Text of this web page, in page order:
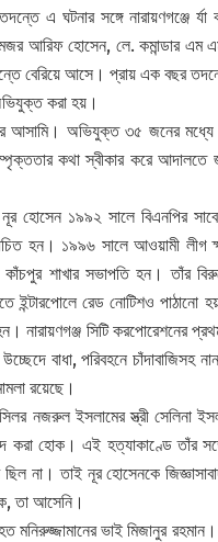
এ ঘটনার সঙ্গে নারায়ণগঞ্জে
আরিফ হোসেন, লে. কমান্ডার
বেরিয়ে আসে। প্রায় এক বছর
করা হয়।
অভিযুক্ত ৩৫ জনের মধ্যে
কথা স্বীকার করে আদালতে
হোসেন ১৯৯২ সালে বিএনপির
হন। ১৯৯৬ সালে আওয়ামী
শাখার সভাপতি হন। তাঁর
ইন্টারপোলে রেড নোটিশও
নারায়ণগঞ্জ সিটি করপোরেশনের
বাধা, পরিবহনে চাঁদাবাজিসহ
রয়েছে।
নজরুল ইসলামের স্ত্রী সেলিনা
করা হোক। এই হত্যাকাণ্ডে তাঁর
ছিল না। তাই নূর হোসেনকে
তা আসেনি।
ভাই মিজানুর রহমান।